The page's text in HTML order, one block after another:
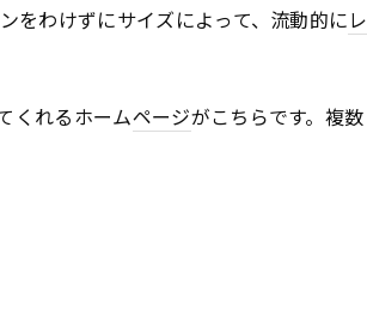
をわけずにサイズによって、流動的にレ
くれるホームページがこちらです。複数